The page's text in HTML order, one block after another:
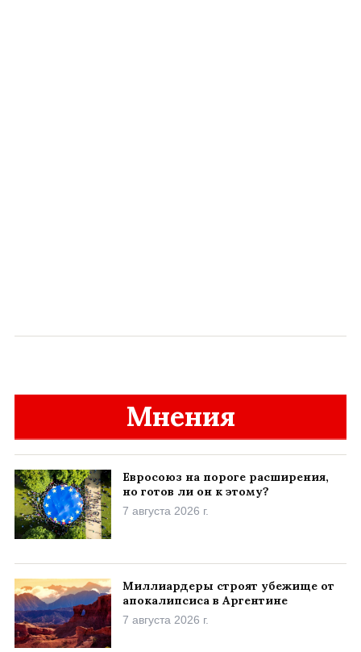
Мнения
Евросоюз на пороге расширения,
но готов ли он к этому?
7 августа 2026 г.
Миллиардеры строят убежище от
апокалипсиса в Аргентине
7 августа 2026 г.